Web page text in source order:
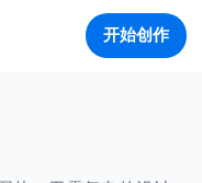
开始创作